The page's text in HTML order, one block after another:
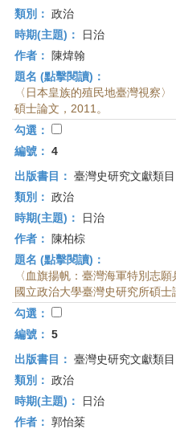
類別： 政治
時期(主題)：
日治
作者：
陳煒翰
題名 (點擊閱讀)：
〈日本皇族的殖民地臺灣視察
碩士論文，2011。
勾選：
編號： 4
出版書目： 臺灣史研究文獻類
類別： 政治
時期(主題)：
日治
作者：
陳柏棕
題名 (點擊閱讀)：
〈血旗揚帆：臺灣海軍特別志
國立政治大學臺灣史研究所碩士
勾選：
編號： 5
出版書目： 臺灣史研究文獻類
類別： 政治
時期(主題)：
日治
作者： 郭怡棻